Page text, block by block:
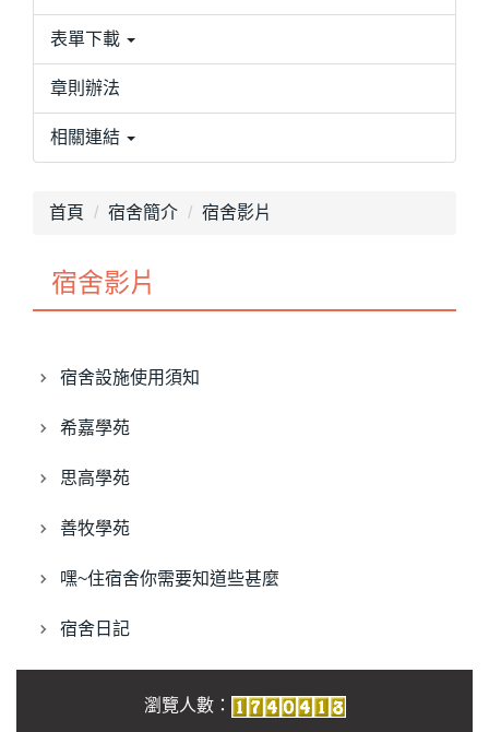
表單下載
章則辦法
相關連結
首頁 宿舍簡介 宿舍影片
宿舍影片
宿舍設施使用須知
希嘉學苑
思高學苑
善牧學苑
嘿~住宿舍你需要知道些甚麼
宿舍日記
瀏覽人數：